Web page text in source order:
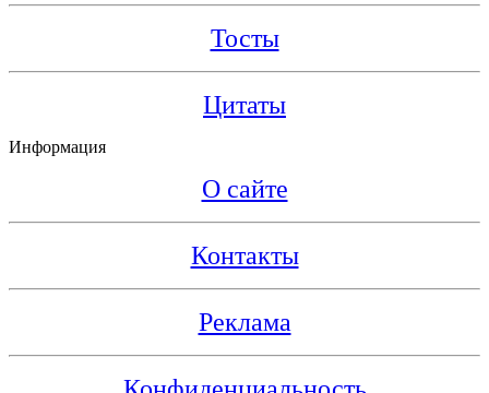
Тосты
Цитаты
Информация
О сайте
Контакты
Реклама